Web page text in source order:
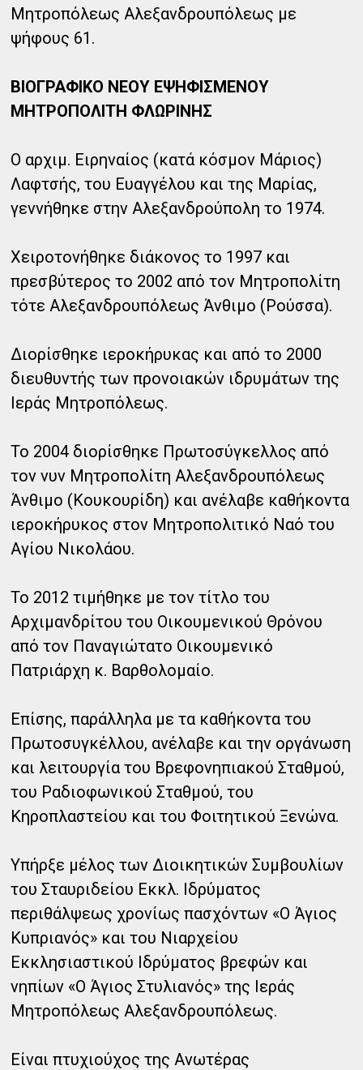
Μητροπόλεως Αλεξανδρουπόλεως με
ψήφους 61.
ΒΙΟΓΡΑΦΙΚΟ ΝΕΟΥ ΕΨΗΦΙΣΜΕΝΟΥ
ΜΗΤΡΟΠΟΛΙΤΗ ΦΛΩΡΙΝΗΣ
Ο αρχιμ. Ειρηναίος (κατά κόσμον Μάριος)
Λαφτσής, του Ευαγγέλου και της Μαρίας,
γεννήθηκε στην Αλεξανδρούπολη το 1974.
Χειροτονήθηκε διάκονος το 1997 και
πρεσβύτερος το 2002 από τον Μητροπολίτη
τότε Αλεξανδρουπόλεως Άνθιμο (Ρούσσα).
Διορίσθηκε ιεροκήρυκας και από το 2000
διευθυντής των προνοιακών ιδρυμάτων της
Ιεράς Μητροπόλεως.
Το 2004 διορίσθηκε Πρωτοσύγκελλος από
τον νυν Μητροπολίτη Αλεξανδρουπόλεως
Άνθιμο (Κουκουρίδη) και ανέλαβε καθήκοντα
ιεροκήρυκος στον Μητροπολιτικό Ναό του
Αγίου Νικολάου.
Το 2012 τιμήθηκε με τον τίτλο του
Αρχιμανδρίτου του Οικουμενικού Θρόνου
από τον Παναγιώτατο Οικουμενικό
Πατριάρχη κ. Βαρθολομαίο.
Επίσης, παράλληλα με τα καθήκοντα του
Πρωτοσυγκέλλου, ανέλαβε και την οργάνωση
και λειτουργία του Βρεφονηπιακού Σταθμού,
του Ραδιοφωνικού Σταθμού, του
Κηροπλαστείου και του Φοιτητικού Ξενώνα.
Υπήρξε μέλος των Διοικητικών Συμβουλίων
του Σταυριδείου Εκκλ. Ιδρύματος
περιθάλψεως χρονίως πασχόντων «Ο Άγιος
Κυπριανός» και του Νιαρχείου
Εκκλησιαστικού Ιδρύματος βρεφών και
νηπίων «Ο Άγιος Στυλιανός» της Ιεράς
Μητροπόλεως Αλεξανδρουπόλεως.
Είναι πτυχιούχος της Ανωτέρας